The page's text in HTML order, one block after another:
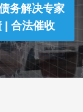
务解决专家
| 合法催收